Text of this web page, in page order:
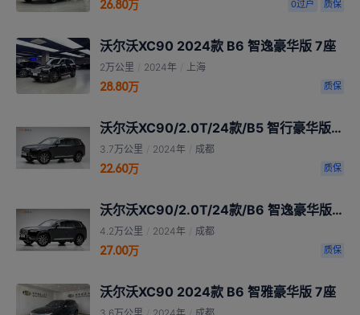
26.80万 0过户 质保
沃尔沃XC90 2024款 B6 智逸豪华版 7座
2万公里 2024年 上海
28.80万 质保
沃尔沃XC90/2.0T/24款/B5 智行豪华版（5座）
3.7万公里 2024年 成都
22.60万 质保
沃尔沃XC90/2.0T/24款/B6 智逸豪华版 7座
4.2万公里 2024年 成都
27.00万 质保
沃尔沃XC90 2024款 B6 智雅豪华版 7座